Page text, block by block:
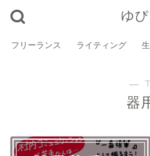
ゆぴ
フリーランス ライティング
―
器